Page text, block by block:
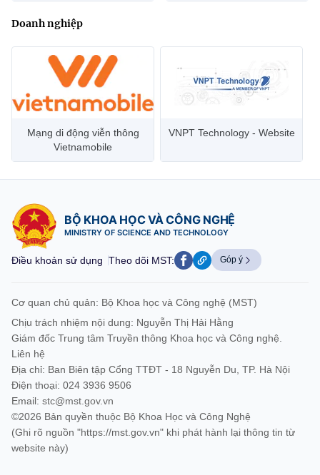
Doanh nghiệp
Mạng di động viễn thông
Vietnamobile
VNPT Technology - Website
BỘ KHOA HỌC VÀ CÔNG NGHỆ
MINISTRY OF SCIENCE AND TECHNOLOGY
Điều khoản sử dụng Theo dõi MST: Góp ý
Cơ quan chủ quản: Bộ Khoa học và Công nghệ (MST)
Chịu trách nhiệm nội dung: Nguyễn Thị Hải Hằng
Giám đốc Trung tâm Truyền thông Khoa học và Công nghệ.
Liên hệ
Địa chỉ: Ban Biên tập Cổng TTĐT - 18 Nguyễn Du, TP. Hà Nội
Điện thoại: 024 3936 9506
Email: stc@mst.gov.vn
©2026 Bản quyền thuộc Bộ Khoa Học và Công Nghệ
(Ghi rõ nguồn "https://mst.gov.vn" khi phát hành lại thông tin từ
website này)